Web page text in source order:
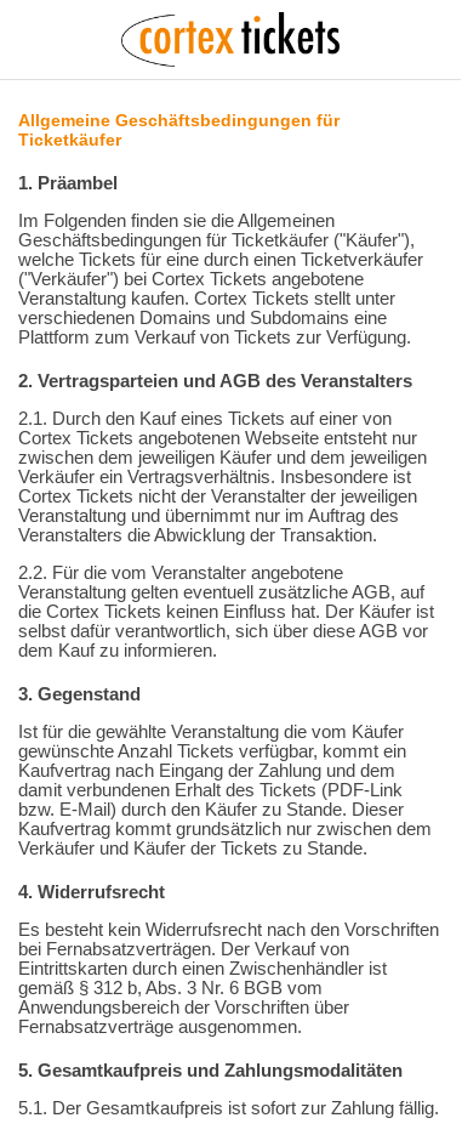
Allgemeine Geschäftsbedingungen für
Ticketkäufer
1. Präambel
Im Folgenden finden sie die Allgemeinen
Geschäftsbedingungen für Ticketkäufer ("Käufer"),
welche Tickets für eine durch einen Ticketverkäufer
("Verkäufer") bei Cortex Tickets angebotene
Veranstaltung kaufen. Cortex Tickets stellt unter
verschiedenen Domains und Subdomains eine
Plattform zum Verkauf von Tickets zur Verfügung.
2. Vertragsparteien und AGB des Veranstalters
2.1. Durch den Kauf eines Tickets auf einer von
Cortex Tickets angebotenen Webseite entsteht nur
zwischen dem jeweiligen Käufer und dem jeweiligen
Verkäufer ein Vertragsverhältnis. Insbesondere ist
Cortex Tickets nicht der Veranstalter der jeweiligen
Veranstaltung und übernimmt nur im Auftrag des
Veranstalters die Abwicklung der Transaktion.
2.2. Für die vom Veranstalter angebotene
Veranstaltung gelten eventuell zusätzliche AGB, auf
die Cortex Tickets keinen Einfluss hat. Der Käufer ist
selbst dafür verantwortlich, sich über diese AGB vor
dem Kauf zu informieren.
3. Gegenstand
Ist für die gewählte Veranstaltung die vom Käufer
gewünschte Anzahl Tickets verfügbar, kommt ein
Kaufvertrag nach Eingang der Zahlung und dem
damit verbundenen Erhalt des Tickets (PDF-Link
bzw. E-Mail) durch den Käufer zu Stande. Dieser
Kaufvertrag kommt grundsätzlich nur zwischen dem
Verkäufer und Käufer der Tickets zu Stande.
4. Widerrufsrecht
Es besteht kein Widerrufsrecht nach den Vorschriften
bei Fernabsatzverträgen. Der Verkauf von
Eintrittskarten durch einen Zwischenhändler ist
gemäß § 312 b, Abs. 3 Nr. 6 BGB vom
Anwendungsbereich der Vorschriften über
Fernabsatzverträge ausgenommen.
5. Gesamtkaufpreis und Zahlungsmodalitäten
5.1. Der Gesamtkaufpreis ist sofort zur Zahlung fällig.